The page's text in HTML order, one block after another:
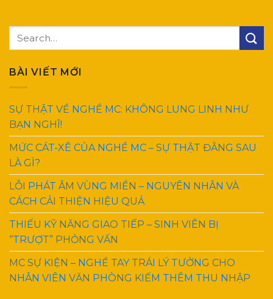
BÀI VIẾT MỚI
SỰ THẬT VỀ NGHỀ MC: KHÔNG LUNG LINH NHƯ
BẠN NGHĨ!
MỨC CÁT-XÊ CỦA NGHỀ MC – SỰ THẬT ĐẰNG SAU
LÀ GÌ?
LỖI PHÁT ÂM VÙNG MIỀN – NGUYÊN NHÂN VÀ
CÁCH CẢI THIỆN HIỆU QUẢ
THIẾU KỸ NĂNG GIAO TIẾP – SINH VIÊN BỊ
“TRƯỢT” PHỎNG VẤN
MC SỰ KIỆN – NGHỀ TAY TRÁI LÝ TƯỞNG CHO
NHÂN VIÊN VĂN PHÒNG KIẾM THÊM THU NHẬP